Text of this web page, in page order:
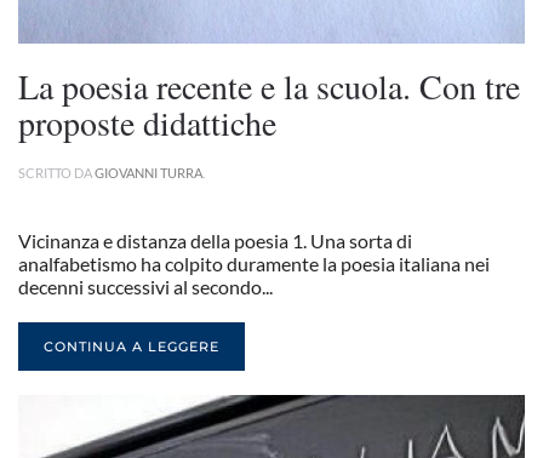
La poesia recente e la scuola. Con tre
proposte didattiche
SCRITTO DAGIOVANNI TURRA
Vicinanza e distanza della poesia 1. Una sorta di
analfabetismo ha colpito duramente la poesia italiana nei
decenni successivi al secondo...
CONTINUA A LEGGERE